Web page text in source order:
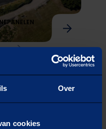
Over
cookies
Glanerbrook
Volgende
beste aansluit bij
korte vragen
passende